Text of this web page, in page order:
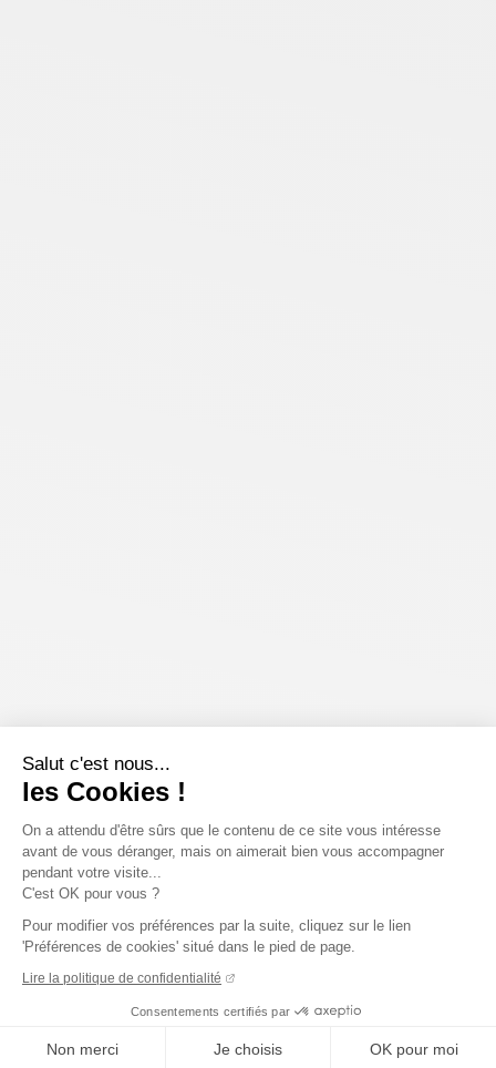
Salut c'est nous...
les Cookies !
On a attendu d'être sûrs que le contenu de ce site vous intéresse
avant de vous déranger, mais on aimerait bien vous accompagner
pendant votre visite...
C'est OK pour vous ?
Pour modifier vos préférences par la suite, cliquez sur le lien
'Préférences de cookies' situé dans le pied de page.
Lire la politique de confidentialité
Consentements certifiés par
Non merci Je choisis OK pour moi